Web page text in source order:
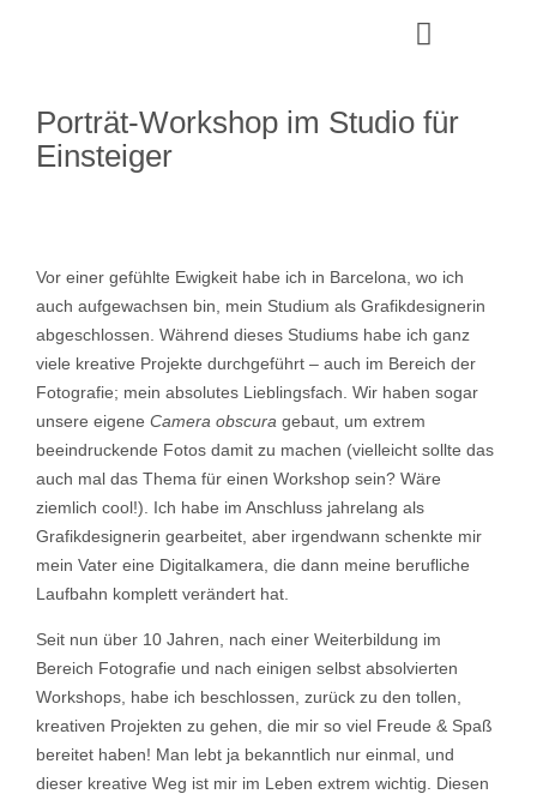
Porträt-Workshop im Studio für
Einsteiger
Vor einer gefühlte Ewigkeit habe ich in Barcelona, wo ich
auch aufgewachsen bin, mein Studium als Grafikdesignerin
abgeschlossen. Während dieses Studiums habe ich ganz
viele kreative Projekte durchgeführt – auch im Bereich der
Fotografie; mein absolutes Lieblingsfach. Wir haben sogar
unsere eigene Camera obscura gebaut, um extrem
beeindruckende Fotos damit zu machen (vielleicht sollte das
auch mal das Thema für einen Workshop sein? Wäre
ziemlich cool!). Ich habe im Anschluss jahrelang als
Grafikdesignerin gearbeitet, aber irgendwann schenkte mir
mein Vater eine Digitalkamera, die dann meine berufliche
Laufbahn komplett verändert hat.
Seit nun über 10 Jahren, nach einer Weiterbildung im
Bereich Fotografie und nach einigen selbst absolvierten
Workshops, habe ich beschlossen, zurück zu den tollen,
kreativen Projekten zu gehen, die mir so viel Freude & Spaß
bereitet haben! Man lebt ja bekanntlich nur einmal, und
dieser kreative Weg ist mir im Leben extrem wichtig. Diesen